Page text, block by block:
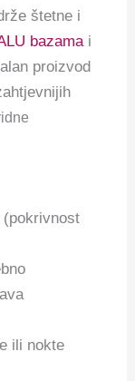
štetne i
bazamai
proizvod
(pokrivnost
ili nokte